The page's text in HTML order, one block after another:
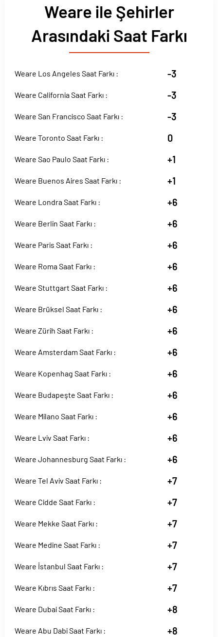
Weare ile Şehirler
Arasındaki Saat Farkı
Weare Los Angeles Saat Farkı : -3
Weare California Saat Farkı : -3
Weare San Francisco Saat Farkı : -3
Weare Toronto Saat Farkı : 0
Weare Sao Paulo Saat Farkı : +1
Weare Buenos Aires Saat Farkı : +1
Weare Londra Saat Farkı : +6
Weare Berlin Saat Farkı : +6
Weare Paris Saat Farkı : +6
Weare Roma Saat Farkı : +6
Weare Stuttgart Saat Farkı : +6
Weare Brüksel Saat Farkı : +6
Weare Zürih Saat Farkı : +6
Weare Amsterdam Saat Farkı : +6
Weare Kopenhag Saat Farkı : +6
Weare Budapeşte Saat Farkı : +6
Weare Milano Saat Farkı : +6
Weare Lviv Saat Farkı : +6
Weare Johannesburg Saat Farkı : +6
Weare Tel Aviv Saat Farkı : +7
Weare Cidde Saat Farkı : +7
Weare Mekke Saat Farkı : +7
Weare Medine Saat Farkı : +7
Weare İstanbul Saat Farkı : +7
Weare Kıbrıs Saat Farkı : +7
Weare Dubai Saat Farkı : +8
Weare Abu Dabi Saat Farkı : +8